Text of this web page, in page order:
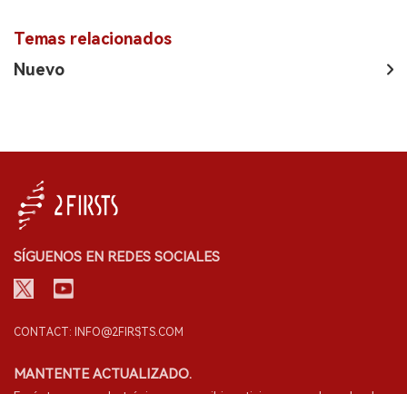
Temas relacionados
Nuevo
SÍGUENOS EN REDES SOCIALES
CONTACT: INFO@2FIRSTS.COM
MANTENTE ACTUALIZADO.